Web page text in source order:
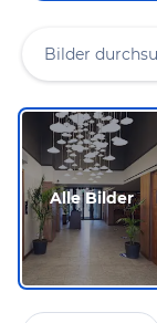
Alle Bilder